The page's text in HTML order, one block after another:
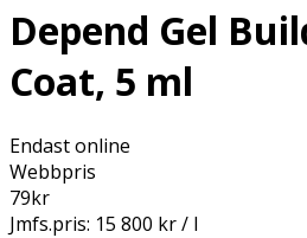
Depend Gel
Coat, 5 ml
Endast online
Webbpris
79kr
Jmfs.pris: 15 800 kr / l